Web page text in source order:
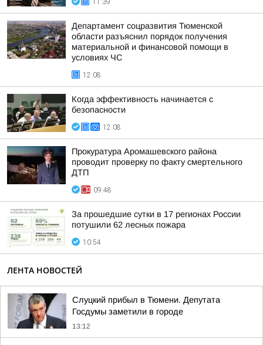
11:39
Департамент соцразвития Тюменской
области разъяснил порядок получения
материальной и финансовой помощи в
условиях ЧС
12:08
Когда эффективность начинается с
безопасности
12:08
Прокуратура Аромашевского района
проводит проверку по факту смертельного
ДТП
09:48
За прошедшие сутки в 17 регионах России
потушили 62 лесных пожара
10:54
ЛЕНТА НОВОСТЕЙ
Слуцкий прибыл в Тюмени. Депутата
Госдумы заметили в городе
13:12